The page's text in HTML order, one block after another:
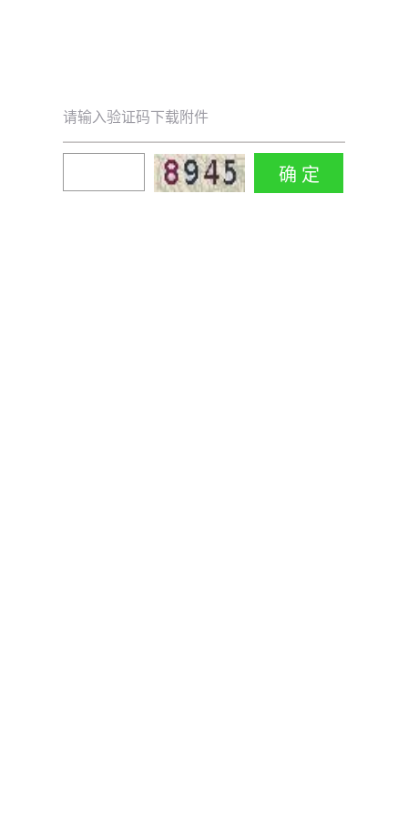
请输入验证码下载附件